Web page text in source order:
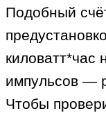
Подобный
киловатт*час
импульсов —
Чтобы